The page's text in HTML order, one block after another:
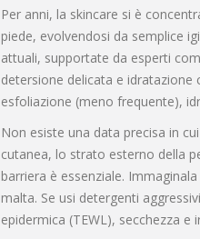
Per anni, la skincare si è
piede, evolvendosi da semplice
attuali, supportate da esperti
detersione delicata e idratazione
esfoliazione (meno frequente),
Non esiste una data precisa in
cutanea, lo strato esterno della
barriera è essenziale.
malta. Se usi detergenti
epidermica (TEWL), secchezza e